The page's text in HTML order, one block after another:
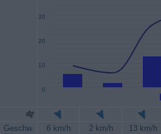
0
10
20
30
Geschw. 6 km/h 2 km/h 13 km/h